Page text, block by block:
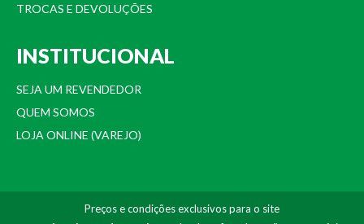
TROCAS E DEVOLUÇÕES
INSTITUCIONAL
SEJA UM REVENDEDOR
QUEM SOMOS
LOJA ONLINE (VAREJO)
Preços e condições exclusivos para o site